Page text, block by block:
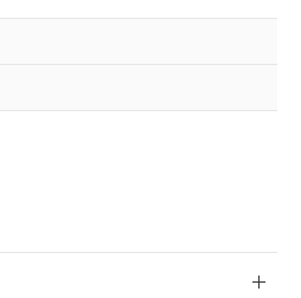
共同利用者が、当社の製
に関するお客様との取
い。
利用者とは、"個人情報
をダウンロードするこ
物質）の非含有証明書
応完了までの期間は出
混在することから備考